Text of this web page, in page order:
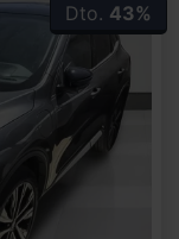
Dto. 43%